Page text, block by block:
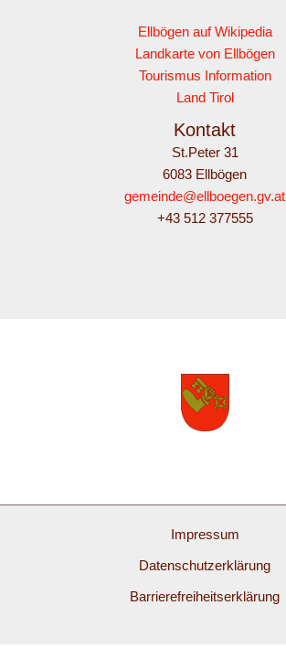
Ellbögen auf Wikipedia
Landkarte von Ellbögen
Tourismus Information
Land Tirol
Kontakt
St.Peter 31
6083 Ellbögen
gemeinde@ellboegen.gv.at
+43 512 377555
Impressum
Datenschutzerklärung
Barrierefreiheitserklärung